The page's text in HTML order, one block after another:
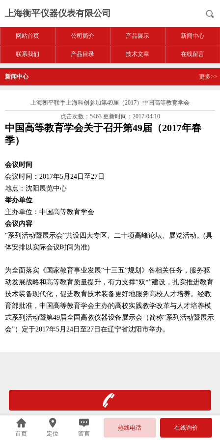
上海衡平仪器仪表有限公司
网站首页 公司简介 产品展示 新闻中心
联系我们 产品目录 技术文章 在线留言
新闻中心 更多>>
上海衡平联手上海科创参加第49届（2017）中国高等教育学会
点击次数：5463 更新时间：2017-04-10
中国高等教育学会关于召开第49届（2017年春
季）
会议时间
会议时间：2017年5月24日至27日
地点：沈阳展览中心
举办单位
主办单位：中国高等教育学会
会议内容
“系列活动暨展示会”共设四大专区、二十项高峰论坛、展览活动。(具
体安排以实际会议时间为准)
为全面落实《国家教育事业发展“十三五”规划》各相关任务，服务驱
动发展战略和高等教育质量提升，有力支撑“双*”建设，扎实推进教育
技术装备现代化，促进教育技术装备更好地服务高校人才培养。经教
育部批准，中国高等教育学会主办的高校实践教学改革与人才培养模
式系列活动暨第49届全国高教仪器设备展示会（简称“系列活动暨展示
会”）定于2017年5月24日至27日在辽宁省沈阳市举办。
首页 定位 留言
热线电话 在线询价